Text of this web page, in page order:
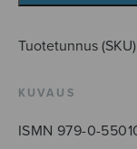
määrä
Tuotetunnus
KUVAUS
ISMN 979-0-